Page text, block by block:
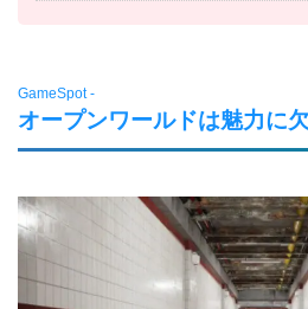
GameSpot -
オープンワールドは魅力に